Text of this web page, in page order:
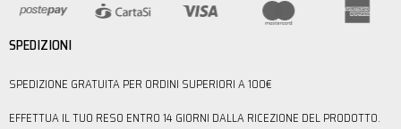
SPEDIZIONI
SPEDIZIONE GRATUITA PER ORDINI SUPERIORI A 100€
EFFETTUA IL TUO RESO ENTRO 14 GIORNI DALLA RICEZIONE DEL PRODOTTO.